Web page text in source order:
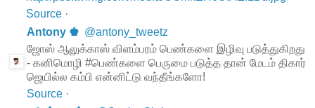
Source ·
Antony ♚ @antony_tweetz
ஜோஸ் ஆலுக்காஸ் விளம்பரம் பெண்களை இழிவு படுத்துகிறது
- கனிமொழி #பெண்களை பெருமை படுத்த தான் மேடம் திகார்
ஜெயில்ல கம்பி என்னிட்டு வந்தீங்களோ!
Source ·